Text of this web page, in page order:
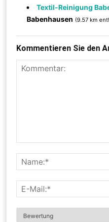
Textil-Reinigung
Babenhausen (9.57 km
Kommentieren Sie den